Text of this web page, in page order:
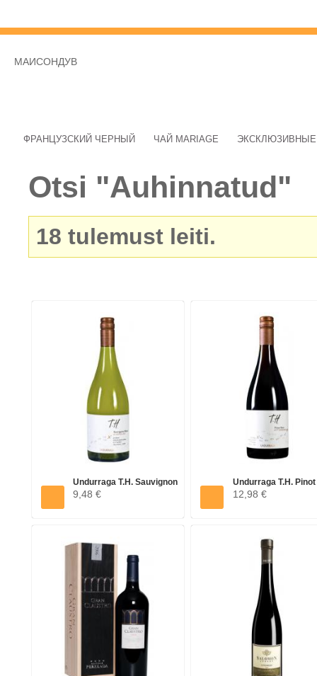
МАИСОНДУВ
ФРАНЦУЗСКИЙ ЧЕРНЫЙ ЧАЙ MARIAGE
Otsi "Auhinnatud"
18 tulemust leiti.
Undurraga T.H. Sauvignon
Blanc...
9,48 €
Undurraga T.H.
West...
12,98 €